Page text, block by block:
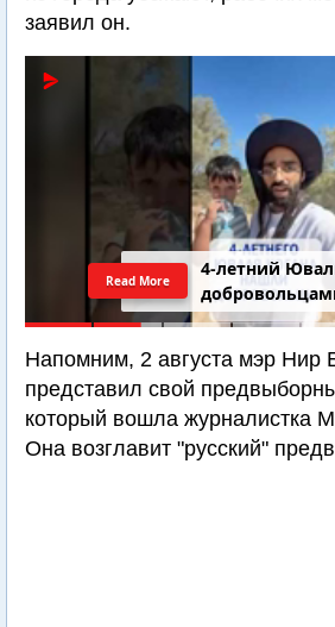
заявил он.
4-летний
Read More
Напомним, 2 августа мэр Нир
представил свой
который вошла журналистка
Она возглавит "русский"